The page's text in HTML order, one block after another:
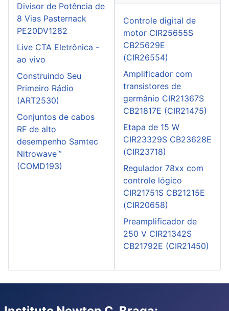
Divisor de Potência de
8 Vias Pasternack
PE20DV1282
Live CTA Eletrônica -
ao vivo
Construindo Seu
Primeiro Rádio
(ART2530)
Conjuntos de cabos
RF de alto
desempenho Samtec
Nitrowave™
(COMD193)
Controle digital de
motor CIR25655S
CB25629E
(CIR26554)
Amplificador com
transistores de
germânio CIR21367S
CB21817E (CIR21475)
Etapa de 15 W
CIR23329S CB23628E
(CIR23718)
Regulador 78xx com
controle lógico
CIR21751S CB21215E
(CIR20658)
Preamplificador de
250 V CIR21342S
CB21792E (CIR21450)